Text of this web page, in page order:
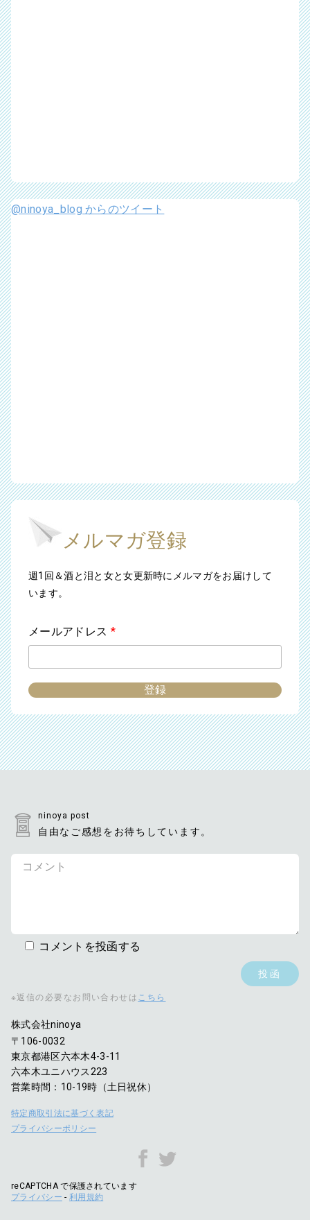
@ninoya_blog からのツイート
メルマガ登録
週1回＆酒と泪と女と女更新時にメルマガをお届けして
います。
メールアドレス *
ninoya post
自由なご感想をお待ちしています。
コメントを投函する
※返信の必要なお問い合わせは こちら
株式会社ninoya
〒106-0032
東京都港区六本木4-3-11
六本木ユニハウス223
営業時間：10-19時（土日祝休）
特定商取引法に基づく表記
プライバシーポリシー
reCAPTCHA で保護されています
プライバシー - 利用規約